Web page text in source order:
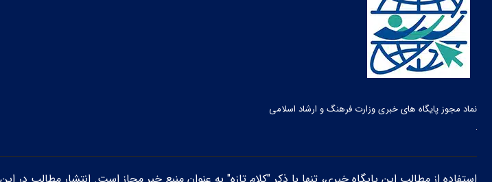
نماد مجوز پایگاه های خبری وزارت فرهنگ و ارشاد اسلامی